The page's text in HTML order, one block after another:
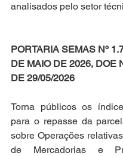
analisados pelo setor
PORTARIA SEMAS Nº
DE MAIO DE 2026, DOE
DE 29/05/2026
Torna públicos os
para o repasse da
sobre Operações
de Mercadorias e